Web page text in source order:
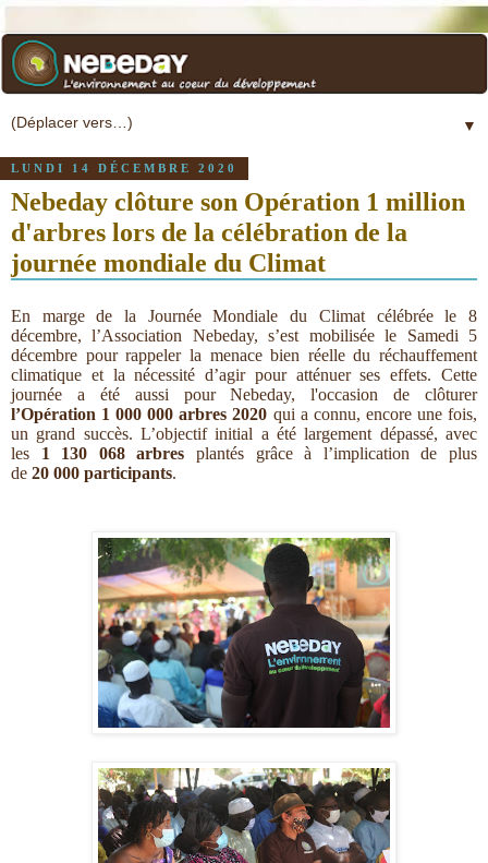
▼
LUNDI 14 DÉCEMBRE 2020
Nebeday clôture son Opération 1 million
d'arbres lors de la célébration de la
journée mondiale du Climat
En marge de la Journée Mondiale du Climat célébrée le 8
décembre, l’Association Nebeday, s’est mobilisée le Samedi 5
décembre pour rappeler la menace bien réelle du réchauffement
climatique et la nécessité d’agir pour atténuer ses effets. Cette
journée a été aussi pour Nebeday, l'occasion de clôturer
l’Opération 1 000 000 arbres 2020 qui a connu, encore une fois,
un grand succès. L’objectif initial a été largement dépassé, avec
les 1 130 068 arbres plantés grâce à l’implication de plus
de 20 000 participants.